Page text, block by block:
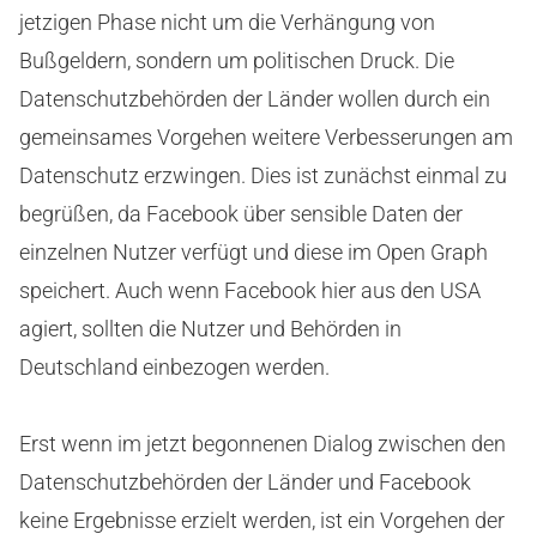
jetzigen Phase nicht um die Verhängung von
Bußgeldern, sondern um politischen Druck. Die
Datenschutzbehörden der Länder wollen durch ein
gemeinsames Vorgehen weitere Verbesserungen am
Datenschutz erzwingen. Dies ist zunächst einmal zu
begrüßen, da Facebook über sensible Daten der
einzelnen Nutzer verfügt und diese im Open Graph
speichert. Auch wenn Facebook hier aus den USA
agiert, sollten die Nutzer und Behörden in
Deutschland einbezogen werden.
Erst wenn im jetzt begonnenen Dialog zwischen den
Datenschutzbehörden der Länder und Facebook
keine Ergebnisse erzielt werden, ist ein Vorgehen der